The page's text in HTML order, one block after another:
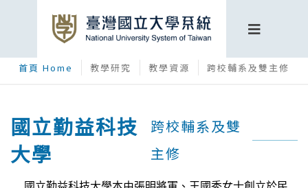
首頁 Home 教學研究 教學資源 跨校輔系及雙主修
國立勤益科技
大學
跨校輔系及雙
主修